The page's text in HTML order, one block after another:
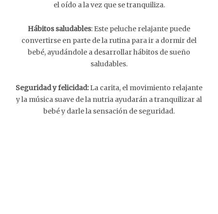
el oído a la vez que se tranquiliza.
Hábitos saludables: Este peluche relajante puede
convertirse en parte de la rutina para ir a dormir del
bebé, ayudándole a desarrollar hábitos de sueño
saludables.
Seguridad y felicidad:La carita, el movimiento relajante
y la música suave de la nutria ayudarán a tranquilizar al
bebé y darle la sensación de seguridad.